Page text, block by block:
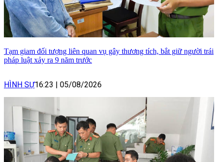
Tạm giam đối tượng liên quan vụ gây thương tích, bắt giữ người trái
pháp luật xảy ra 9 năm trước
HÌNH SỰ16:23 | 05/08/2026